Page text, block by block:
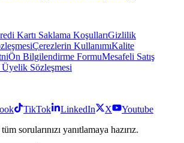
Kartı Saklama KoşullarıGizlilik
Çerezlerin KullanımıKalite
Ön Bilgilendirme FormuMesafeli Satış
Sözleşmesi
TikTok LinkedIn X
Youtube
sorularınızı yanıtlamaya hazırız.